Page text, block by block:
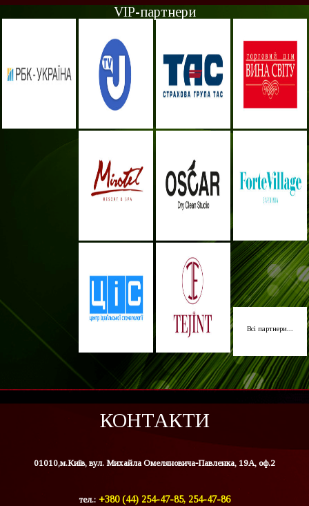
VIP-партнери
Всі партнери...
КОНТАКТИ
01010,м.Київ, вул. Михайла Омеляновича-Павленка, 19А, оф.2
тел.: +380 (44) 254-47-85, 254-47-86